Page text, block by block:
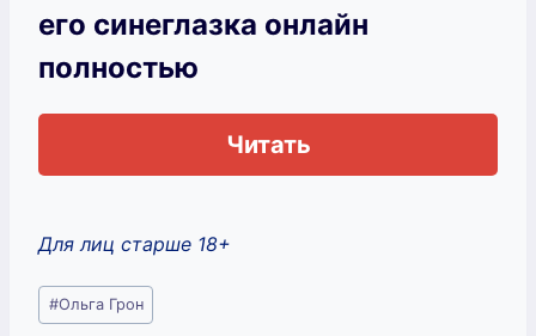
его синеглазка онлайн
полностью
Читать
Для лиц старше 18+
Метки
записи:
#Ольга Грон